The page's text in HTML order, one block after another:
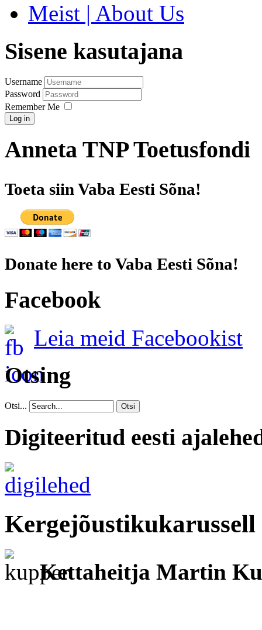
Meist | About Us
Sisene kasutajana
Username
Password
Remember Me
Log in
Anneta TNP Toetusfondi
Toeta siin Vaba Eesti Sõna!
Donate here to Vaba Eesti Sõna!
Facebook
Leia meid Facebookist
Otsing
Otsi... Otsi
Digiteeritud eesti
Kettaheitja Martin